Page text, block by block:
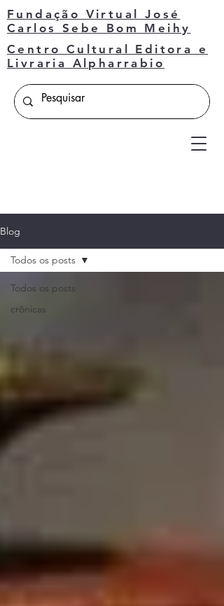
Fundação Virtual José
Carlos Sebe Bom Meihy
Centro Cultural Editora e
Livraria Alpharrabio
Blog
Todos os posts
crônicas
Todos os posts